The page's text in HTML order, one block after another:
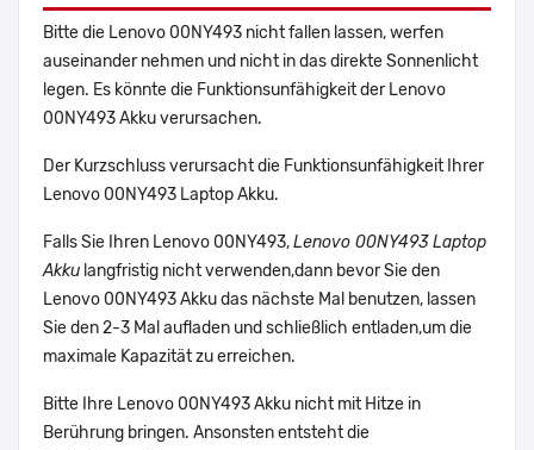
Bitte die Lenovo 00NY493 nicht fallen lassen, werfen
auseinander nehmen und nicht in das direkte Sonnenlicht
legen. Es könnte die Funktionsunfähigkeit der Lenovo
00NY493 Akku verursachen.
Der Kurzschluss verursacht die Funktionsunfähigkeit Ihrer
Lenovo 00NY493 Laptop Akku.
Falls Sie Ihren Lenovo 00NY493,Lenovo 00NY493 Laptop
Akku langfristig nicht verwenden,dann bevor Sie den
Lenovo 00NY493 Akku das nächste Mal benutzen, lassen
Sie den 2-3 Mal aufladen und schließlich entladen,um die
maximale Kapazität zu erreichen.
Bitte Ihre Lenovo 00NY493 Akku nicht mit Hitze in
Berührung bringen. Ansonsten entsteht die